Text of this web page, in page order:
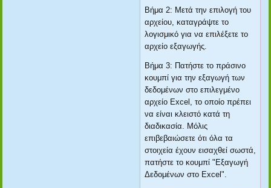
Βήμα 2: Μετά την επιλογή του
αρχείου, καταγράψτε το
λογισμικό για να επιλέξετε το
αρχείο εξαγωγής.
Βήμα 3: Πατήστε το πράσινο
κουμπί για την εξαγωγή των
δεδομένων στο επιλεγμένο
αρχείο Excel, το οποίο πρέπει
να είναι κλειστό κατά τη
διαδικασία. Μόλις
επιβεβαιώσετε ότι όλα τα
στοιχεία έχουν εισαχθεί σωστά,
πατήστε το κουμπί "Εξαγωγή
Δεδομένων στο Excel".